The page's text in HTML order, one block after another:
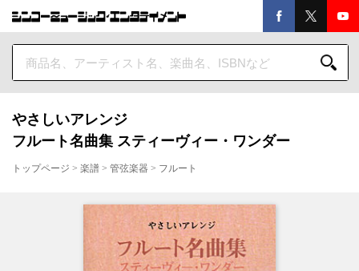
やさしいアレンジ
フルート名曲集 スティーヴィー・ワンダー
トップページ > 楽譜 > 管弦楽器 > フルート